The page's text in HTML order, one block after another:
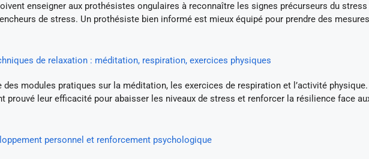
enseigner aux prothésistes ongulaires à reconnaître les signes précurseurs du stress
de stress. Un prothésiste bien informé est mieux équipé pour prendre des mesures
de relaxation : méditation, respiration, exercices physiques
modules pratiques sur la méditation, les exercices de respiration et l’activité physique.
prouvé leur efficacité pour abaisser les niveaux de stress et renforcer la résilience face
personnel et renforcement psychologique